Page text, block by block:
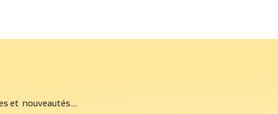
et nouveautés....